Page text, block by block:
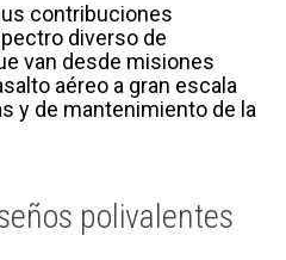
contribuciones
diverso de
van desde misiones
aéreo a gran escala
y de mantenimiento de la
polivalentes